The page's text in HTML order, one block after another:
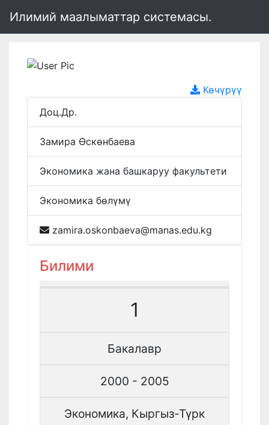
Илимий маалыматтар системасы.
Көчүрүү
Доц.Др.
Замира Өскөнбаева
Экономика жана башкаруу факультети
Экономика бөлүмү
zamira.oskonbaeva@manas.edu.kg
Билими
1
Бакалавр
2000 - 2005
Экономика, Кыргыз-Түрк